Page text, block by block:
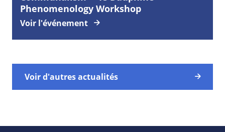
Phenomenology Workshop
Voir l'événement
Voir d'autres actualités